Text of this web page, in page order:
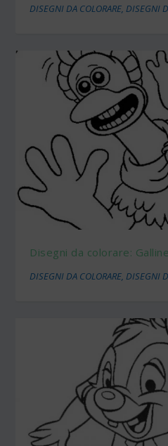
DISEGNI DA COLORARE,DISEGNI
Disegni da colorare:
DISEGNI DA COLORARE,DISEGNI